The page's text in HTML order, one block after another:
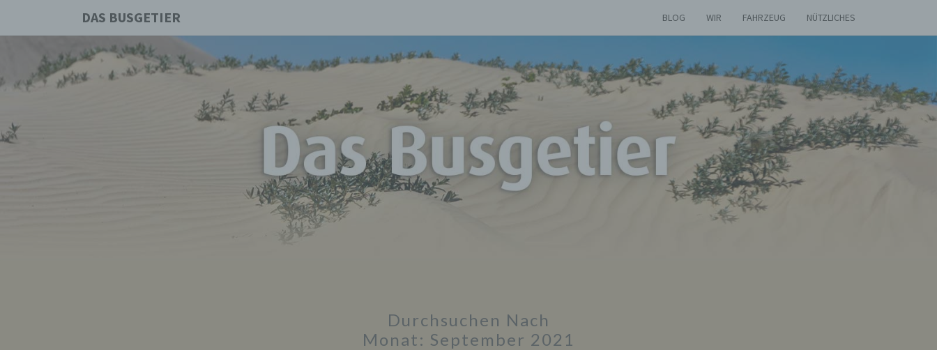
DAS BUSGETIER BLOG WIR FAHRZEUG NÜTZLICHES
DAS
BUSGETIER
Unterwegs
Mit Mr. Vu
Durchsuchen Nach
Monat: September 2021